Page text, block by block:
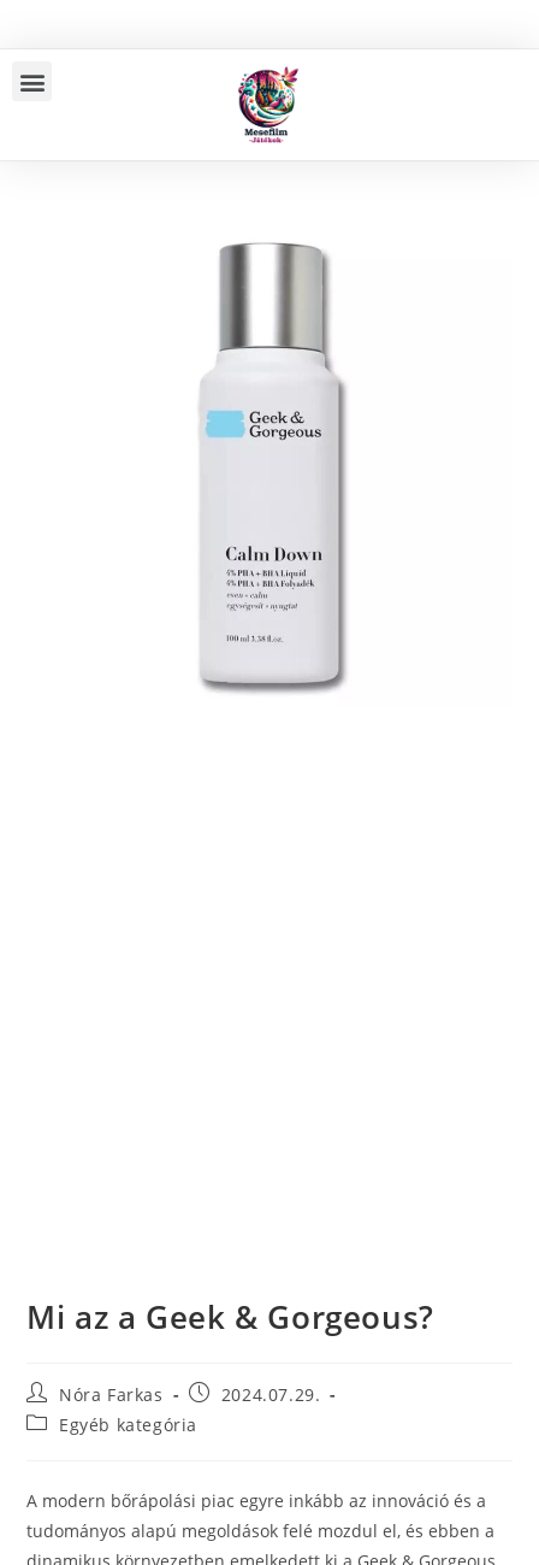
Mi az a Geek & Gorgeous?
Nóra Farkas
2024.07.29.
Egyéb kategória
A modern bőrápolási piac egyre inkább az innováció és a
tudományos alapú megoldások felé mozdul el, és ebben a